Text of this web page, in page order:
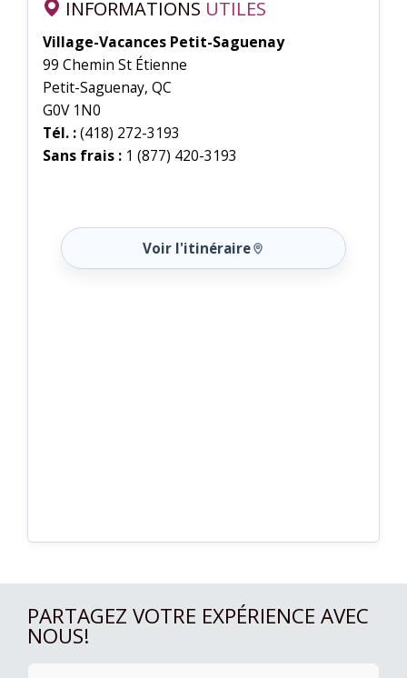
INFORMATIONS UTILES
Village-Vacances Petit-Saguenay
99 Chemin St Étienne
Petit-Saguenay, QC
G0V 1N0
Tél. :(418) 272-3193
Sans frais : 1 (877) 420-3193
Voir l'itinéraire
PARTAGEZ VOTRE EXPÉRIENCE AVEC
NOUS!